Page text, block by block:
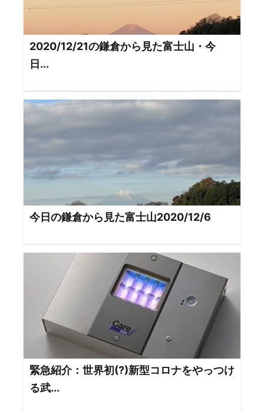
2020/12/21の鎌倉から見た富士山・今
日...
今日の鎌倉から見た富士山2020/12/6
緊急紹介：世界初(?)新型コロナをやっつけ
る武...